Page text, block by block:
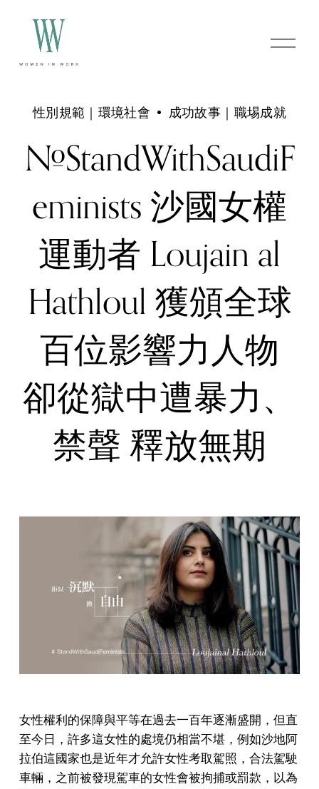
O
p
e
n
#StandWithSaudiF
eminists 沙國女權
運動者 Loujain al
Hathloul 獲頒全球
百位影響力人物
卻從獄中遭暴力、
禁聲 釋放無期
性別規範｜環境社會 成功故事｜職埸成就
女性權利的保障與平等在過去一百年逐漸盛開，但直
至今日，許多這女性的處境仍相當不堪，例如沙地阿
拉伯這國家也是近年才允許女性考取駕照，合法駕駛
車輛，之前被發現駕車的女性會被拘捕或罰款，以為